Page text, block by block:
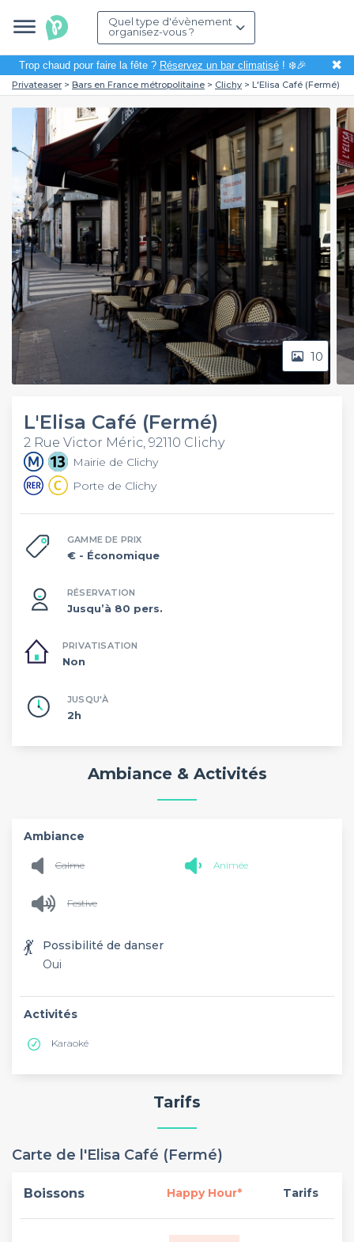
Quel type d'évènement
organisez-vous ?
Trop chaud pour faire la fête ? Réservez un bar climatisé! ❄️🎉 ✖
Privateaser Bars en France métropolitaine Clichy L'Elisa Café (Fermé)
10
L'Elisa Café (Fermé)
2 Rue Victor Méric, 92110 Clichy
Mairie de Clichy
Porte de Clichy
GAMME DE PRIX
€ - Économique
RÉSERVATION
Jusqu’à 80 pers.
PRIVATISATION
Non
JUSQU'À
2h
Ambiance & Activités
Ambiance
Calme Animée
Festive
💃
Possibilité de danser
Oui
Activités
Karaoké
Tarifs
Carte de l'Elisa Café (Fermé)
Boissons Happy Hour* Tarifs